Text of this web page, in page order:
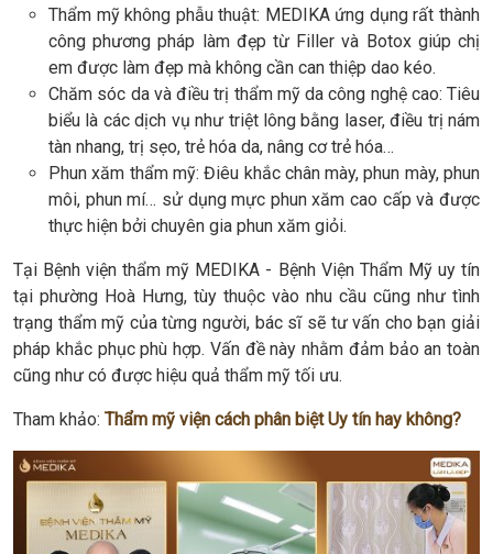
Thẩm mỹ không phẫu thuật: MEDIKA ứng dụng rất thành
công phương pháp làm đẹp từ Filler và Botox giúp chị
em được làm đẹp mà không cần can thiệp dao kéo.
Chăm sóc da và điều trị thẩm mỹ da công nghệ cao: Tiêu
biểu là các dịch vụ như triệt lông bằng laser, điều trị nám
tàn nhang, trị sẹo, trẻ hóa da, nâng cơ trẻ hóa…
Phun xăm thẩm mỹ: Điêu khắc chân mày, phun mày, phun
môi, phun mí… sử dụng mực phun xăm cao cấp và được
thực hiện bởi chuyên gia phun xăm giỏi.
Tại Bệnh viện thẩm mỹ MEDIKA - Bệnh Viện Thẩm Mỹ uy tín
tại phường Hoà Hưng, tùy thuộc vào nhu cầu cũng như tình
trạng thẩm mỹ của từng người, bác sĩ sẽ tư vấn cho bạn giải
pháp khắc phục phù hợp. Vấn đề này nhằm đảm bảo an toàn
cũng như có được hiệu quả thẩm mỹ tối ưu.
Tham khảo: Thẩm mỹ viện cách phân biệt Uy tín hay không?